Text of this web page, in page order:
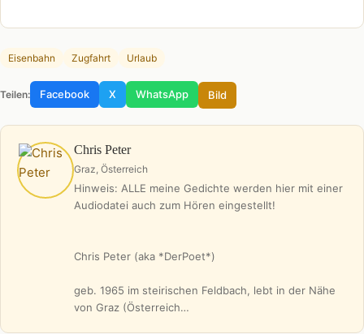
Eisenbahn Zugfahrt Urlaub
Teilen: Facebook X WhatsApp Bild
Chris Peter
Graz, Österreich
Hinweis: ALLE meine Gedichte werden hier mit einer
Audiodatei auch zum Hören eingestellt!
Chris Peter (aka *DerPoet*)
geb. 1965 im steirischen Feldbach, lebt in der Nähe
von Graz (Österreich…